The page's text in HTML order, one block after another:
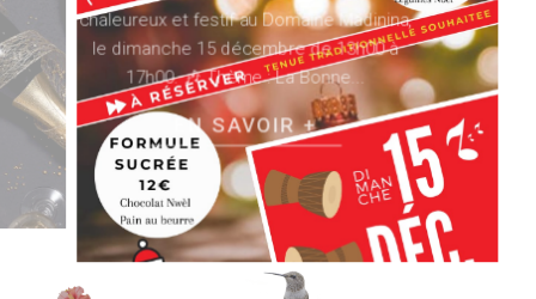
chaleureux et festif au Domaine Madinina,
le dimanche 15 décembre de 13h00 à
17h00. 🎶 Thème : La Bonne...
EN SAVOIR +